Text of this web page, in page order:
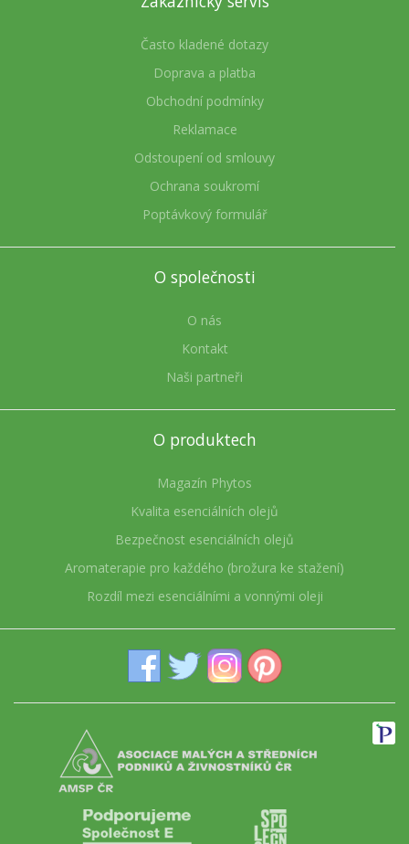
Často kladené dotazy
Doprava a platba
Obchodní podmínky
Reklamace
Odstoupení od smlouvy
Ochrana soukromí
Poptávkový formulář
O společnosti
O nás
Kontakt
Naši partneři
O produktech
Magazín Phytos
Kvalita esenciálních olejů
Bezpečnost esenciálních olejů
Aromaterapie pro každého (brožura ke stažení)
Rozdíl mezi esenciálními a vonnými oleji